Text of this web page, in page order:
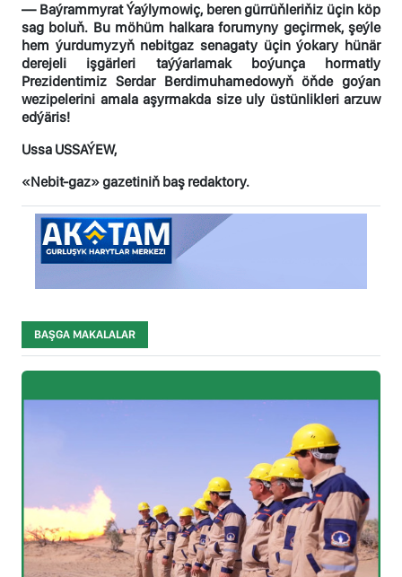
— Baýrammyrat Ýaýlymowiç, beren gürrüňleriňiz üçin köp
sag boluň. Bu möhüm halkara forumyny geçirmek, şeýle
hem ýurdumyzyň nebitgaz senagaty üçin ýokary hünär
derejeli işgärleri taýýarlamak boýunça hormatly
Prezidentimiz Serdar Berdimuhamedowyň öňde goýan
wezipelerini amala aşyrmakda size uly üstünlikleri arzuw
edýäris!
Ussa USSAÝEW,
«Nebit-gaz» gazetiniň baş redaktory.
BAŞGA MAKALALAR